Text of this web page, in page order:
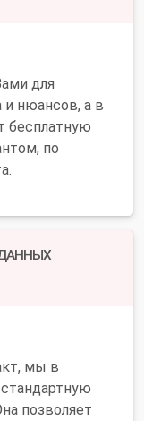
для
и нюансов, а в
бесплатную
по
мы в
позволяет